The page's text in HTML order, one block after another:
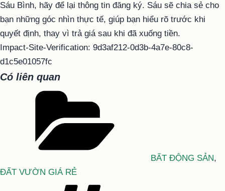
Sáu Bình, hãy để lại thông tin đăng ký. Sáu sẽ chia sẻ cho
bạn những góc nhìn thực tế, giúp bạn hiểu rõ trước khi
quyết định, thay vì trả giá sau khi đã xuống tiền.
Impact-Site-Verification: 9d3af212-0d3b-4a7e-80c8-
d1c5e01057fc
Có liên quan
BẤT ĐỘNG SẢN,
ĐẤT VƯỜN GIÁ RẺ